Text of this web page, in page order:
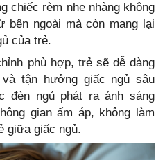
chiếc rèm nhẹ nhàng không
bên ngoài mà còn mang lại
của trẻ.
phù hợp, trẻ sẽ dễ dàng
tận hưởng giấc ngủ sâu
đèn ngủ phát ra ánh sáng
gian ấm áp, không làm
giữa giấc ngủ.